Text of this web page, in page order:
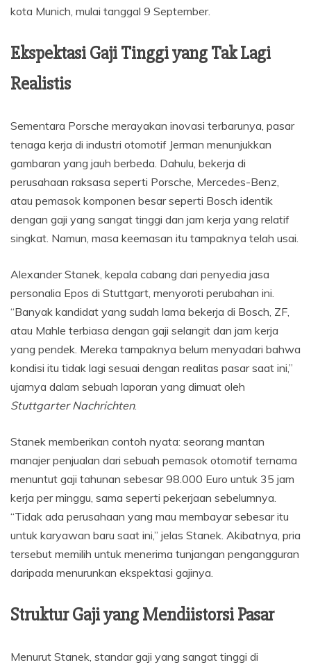
kota Munich, mulai tanggal 9 September.
Ekspektasi Gaji Tinggi yang Tak Lagi
Realistis
Sementara Porsche merayakan inovasi terbarunya, pasar
tenaga kerja di industri otomotif Jerman menunjukkan
gambaran yang jauh berbeda. Dahulu, bekerja di
perusahaan raksasa seperti Porsche, Mercedes-Benz,
atau pemasok komponen besar seperti Bosch identik
dengan gaji yang sangat tinggi dan jam kerja yang relatif
singkat. Namun, masa keemasan itu tampaknya telah usai.
Alexander Stanek, kepala cabang dari penyedia jasa
personalia Epos di Stuttgart, menyoroti perubahan ini.
“Banyak kandidat yang sudah lama bekerja di Bosch, ZF,
atau Mahle terbiasa dengan gaji selangit dan jam kerja
yang pendek. Mereka tampaknya belum menyadari bahwa
kondisi itu tidak lagi sesuai dengan realitas pasar saat ini,”
ujarnya dalam sebuah laporan yang dimuat oleh
Stuttgarter Nachrichten.
Stanek memberikan contoh nyata: seorang mantan
manajer penjualan dari sebuah pemasok otomotif ternama
menuntut gaji tahunan sebesar 98.000 Euro untuk 35 jam
kerja per minggu, sama seperti pekerjaan sebelumnya.
“Tidak ada perusahaan yang mau membayar sebesar itu
untuk karyawan baru saat ini,” jelas Stanek. Akibatnya, pria
tersebut memilih untuk menerima tunjangan pengangguran
daripada menurunkan ekspektasi gajinya.
Struktur Gaji yang Mendiistorsi Pasar
Menurut Stanek, standar gaji yang sangat tinggi di